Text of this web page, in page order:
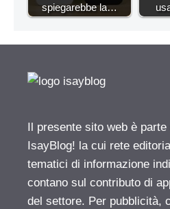
spiegarebbe la…
Il presente sito web è
IsayBlog! la cui rete
tematici di informazione
contano sul contributo di
del settore. Per pubblicità,